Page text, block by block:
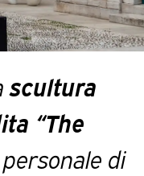
scultura
“The
di